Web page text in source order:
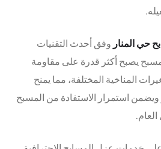
حي المنار وفق أحدث التقنيات
يصبح أكثر قدرة على مقاومة
المناخية المختلفة، مما يمنح
ويضمن استمرار الاستفادة من المسبح